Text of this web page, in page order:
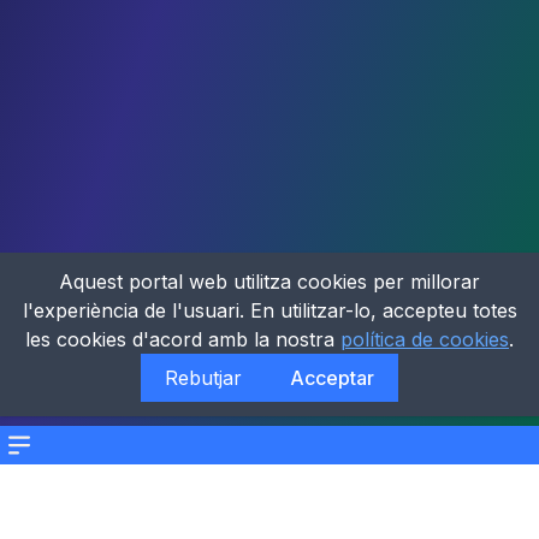
Menu
Aquest portal web utilitza cookies per millorar
l'experiència de l'usuari. En utilitzar-lo, accepteu totes
les cookies d'acord amb la nostra política de cookies.
Rebutjar
Acceptar